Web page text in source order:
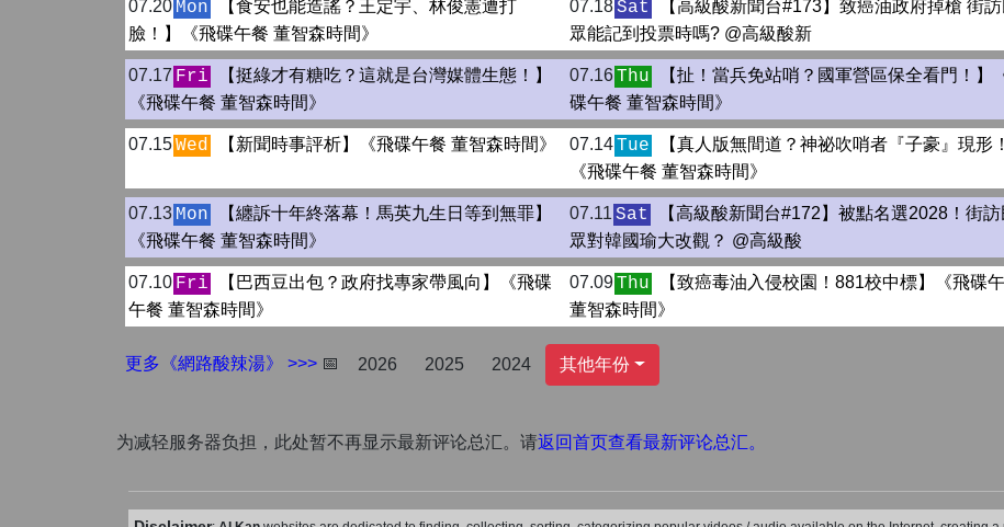
07.20 Mon
【食安也能造謠？王定宇、林俊憲遭打
臉！】《飛碟午餐 董智森時間》
07.18Sat
【高級酸新聞台#173】致癌油政府掉槍 街
眾能記到投票時嗎? ‪‪@高級酸新
07.17 Fri
【挺綠才有糖吃？這就是台灣媒體生態！】
《飛碟午餐 董智森時間》
07.16 Thu
【扯！當兵免站哨？國軍營區保全看門！】
碟午餐 董智森時間》
07.15Wed 【新聞時事評析】《飛碟午餐 董智森時間》 07.14 Tue
【真人版無間道？神祕吹哨者『子豪』現形
《飛碟午餐 董智森時間》
07.13 Mon
【纏訴十年終落幕！馬英九生日等到無罪】
《飛碟午餐 董智森時間》
07.11Sat
【高級酸新聞台#172】被點名選2028！街訪
眾對韓國瑜大改觀？ ‪‪@高級酸
07.10 Fri
【巴西豆出包？政府找專家帶風向】《飛碟
午餐 董智森時間》
07.09 Thu
【致癌毒油入侵校園！881校中標】《飛碟
董智森時間》
更多《網路酸辣湯》 >>> 📅 2026 2025 2024 其他年份
为减轻服务器负担，此处暂不再显示最新评论总汇。请返回首页查看最新评论总汇。